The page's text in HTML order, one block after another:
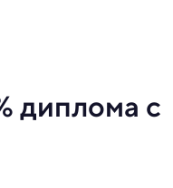
диплома с